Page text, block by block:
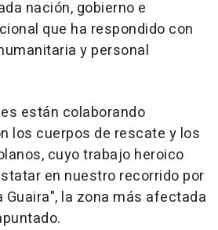
nación, gobierno e
que ha respondido con
y personal
están colaborando
los cuerpos de rescate y los
cuyo trabajo heroico
en nuestro recorrido por
Guaira", la zona más afectada